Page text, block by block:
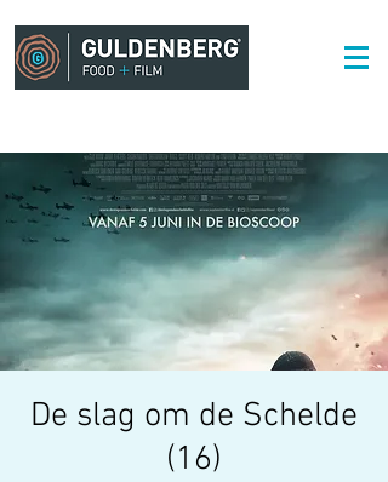
De slag om de Schelde
(16)